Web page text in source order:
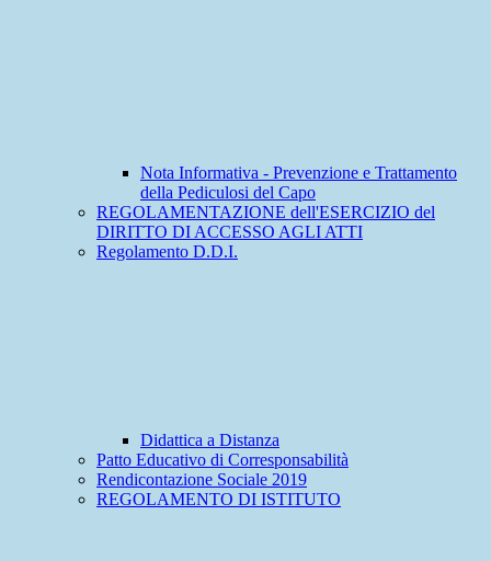
Nota Informativa - Prevenzione e Trattamento
della Pediculosi del Capo
REGOLAMENTAZIONE dell'ESERCIZIO del
DIRITTO DI ACCESSO AGLI ATTI
Regolamento D.D.I.
Didattica a Distanza
Patto Educativo di Corresponsabilità
Rendicontazione Sociale 2019
REGOLAMENTO DI ISTITUTO